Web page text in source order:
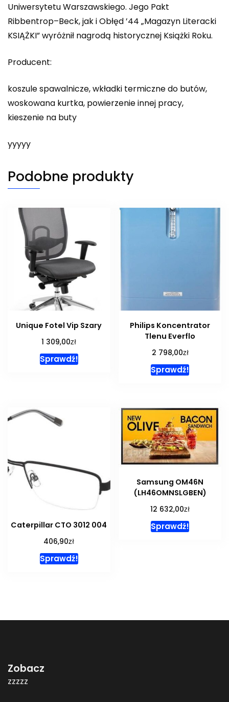
Uniwersytetu Warszawskiego. Jego Pakt
Ribbentrop–Beck, jak i Obłęd ’44 „Magazyn Literacki
KSIĄŻKI” wyróżnił nagrodą historycznej Książki Roku.
Producent:
koszule spawalnicze, wkładki termiczne do butów,
woskowana kurtka, powierzenie innej pracy,
kieszenie na buty
yyyyy
Podobne produkty
Unique Fotel Vip Szary
1 309,00zł
Sprawdź!
Philips Koncentrator
Tlenu Everflo
2 798,00zł
Sprawdź!
Caterpillar CTO 3012 004
406,90zł
Sprawdź!
Samsung OM46N
(LH46OMNSLGBEN)
12 632,00zł
Sprawdź!
Zobacz
zzzzz